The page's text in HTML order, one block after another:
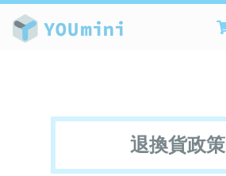
退換貨政策